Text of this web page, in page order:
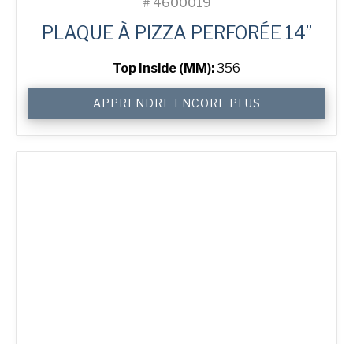
PLAQUE À PIZZA PERFORÉE 14”
Top Inside (MM):356
14"
Perforated
Pizza
APPRENDRE ENCORE PLUS